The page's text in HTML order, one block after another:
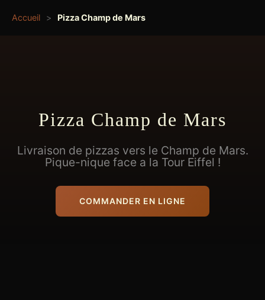
Accueil > Pizza Champ de Mars
Pizza Champ de Mars
Livraison de pizzas vers le Champ de Mars.
Pique-nique face a la Tour Eiffel !
COMMANDER EN LIGNE